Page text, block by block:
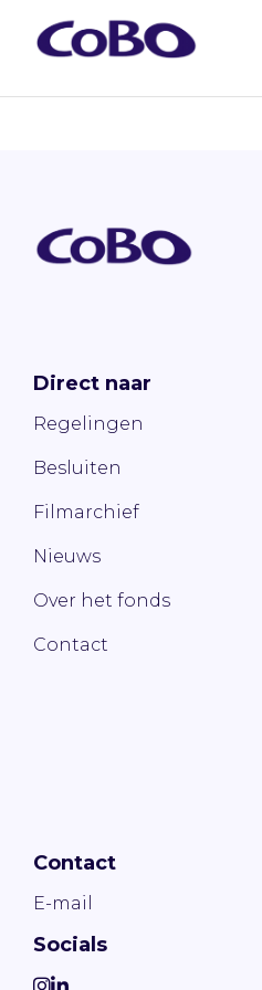
Direct naar
Regelingen
Besluiten
Filmarchief
Nieuws
Over het fonds
Contact
Contact
E-mail
Socials